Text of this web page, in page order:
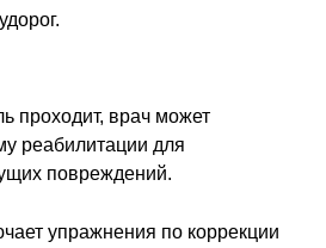
проходит, врач может
реабилитации для
повреждений.
упражнения по коррекции